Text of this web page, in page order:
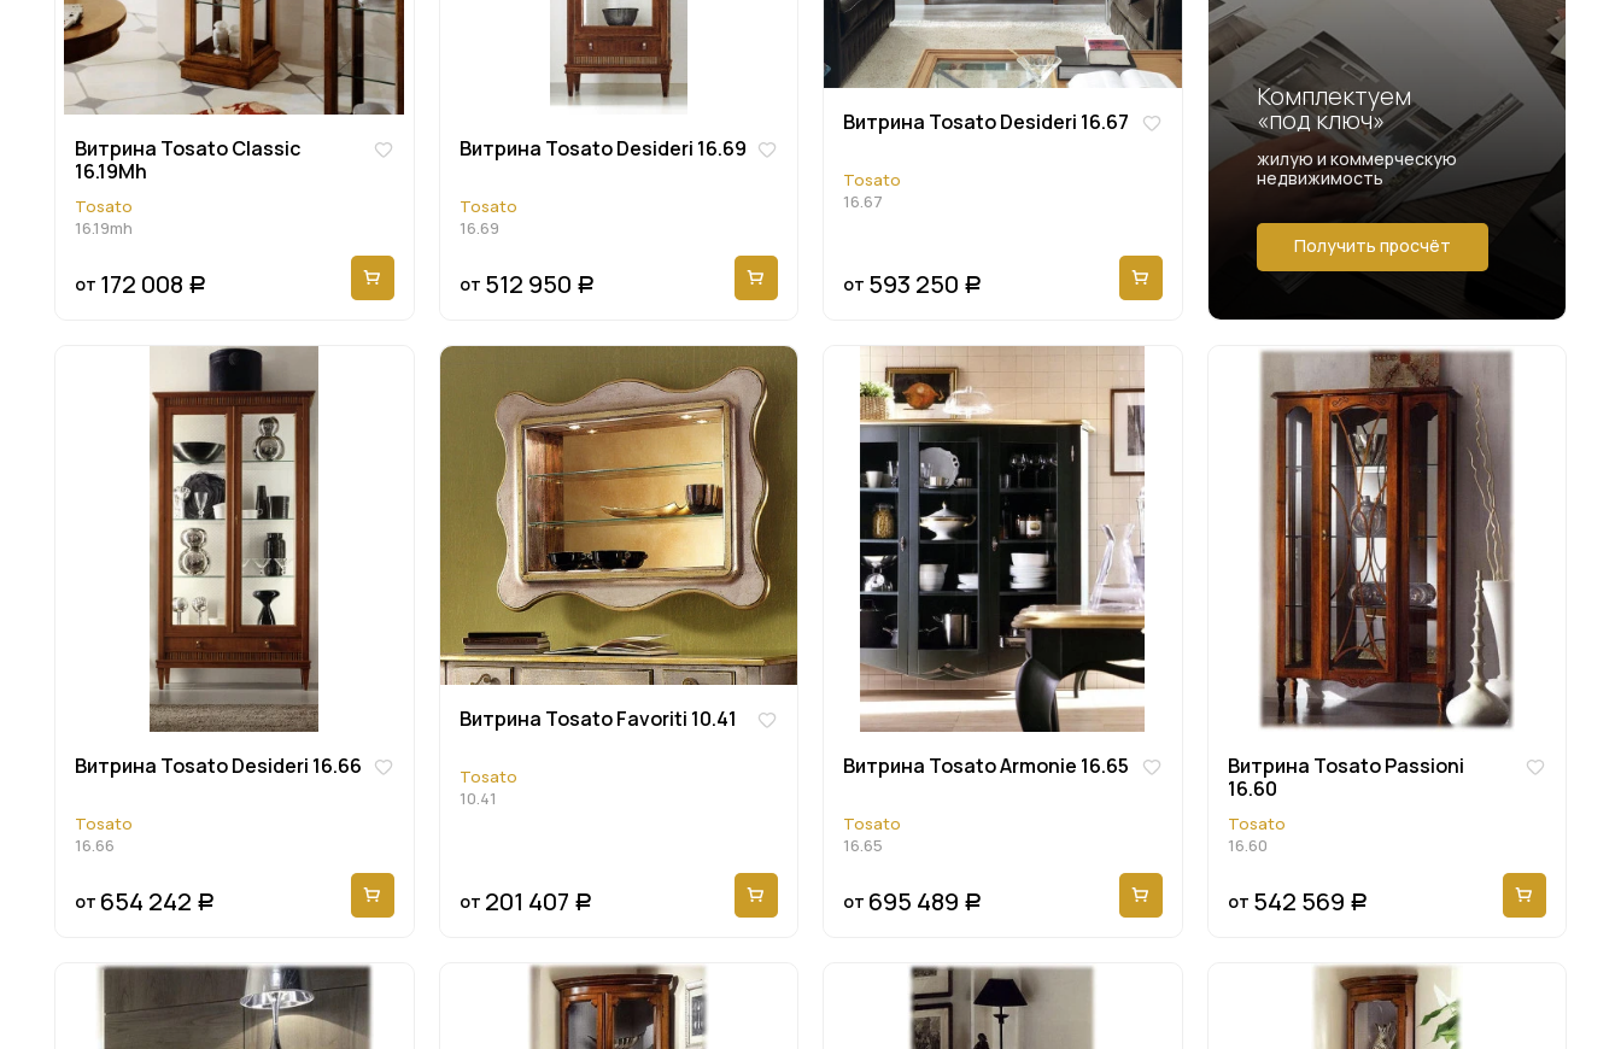
Витрина Tosato Classic
16.19Mh
Tosato
16.19mh
от 172 008 Р
Витрина Tosato Desideri 16.69
Tosato
16.69
от 512 950 Р
Витрина Tosato Desideri 16.67
Tosato
16.67
от 593 250 Р
Комплектуем
«под ключ»
жилую и коммерческую
недвижимость
Получить просчёт
Витрина Tosato Desideri 16.66
Tosato
16.66
от 654 242 Р
Витрина Tosato Favoriti 10.41
Tosato
10.41
от 201 407 Р
Витрина Tosato Armonie 16.65
Tosato
16.65
от 695 489 Р
Витрина Tosato Passioni
16.60
Tosato
16.60
от 542 569 Р